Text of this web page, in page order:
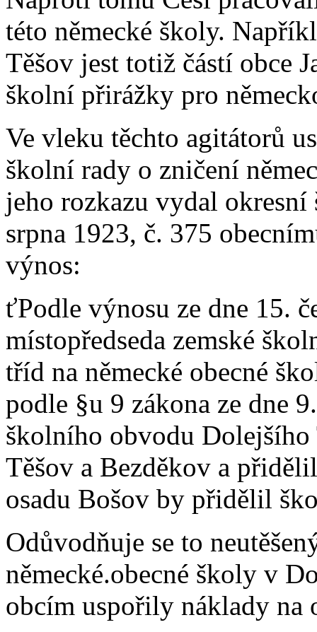
této německé školy.
Těšov jest totiž částí obce
školní přirážky pro
Ve vleku těchto agitátorů
školní rady o zničení
jeho rozkazu vydal
srpna 1923, č. 375
výnos:
ťPodle výnosu ze dne 15.
místopředseda zemské
tříd na německé obecné
podle §u 9 zákona ze dne
školního obvodu
Těšov a Bezděkov a
osadu Bošov by přidělil
Odůvodňuje se to
německé.obecné školy v
obcím uspořily náklady na